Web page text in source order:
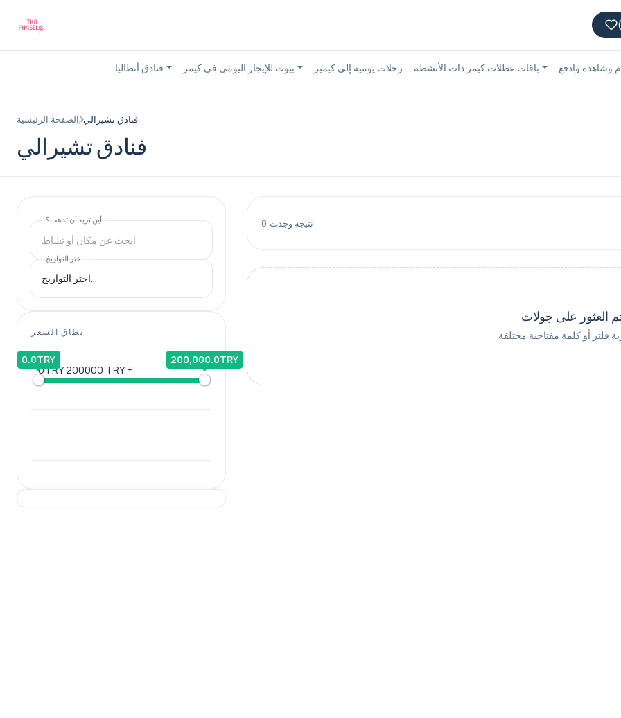
)
فنادق أنطاليا بيوت للإيجار اليومي في كيمر رحلات يومية إلى كيمير باقات عطلات كيمر ذات الأنشطة وشاهده وادفع
الصفحة الرئيسية فنادق تشيرالي
فنادق تشيرالي
أين تريد أن تذهب؟
ابحث عن مكان أو نشاط
اختر التواريخ...
نطاق السعر
0TRY200000 TRY +
0.0TRY 200,000.0TRY
0 نتيجة وجدت
العثور على جولات